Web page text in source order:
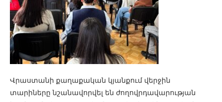
Վրաստանի քաղաքական կյանքում վերջին
տարիները նշանավորվել են ժողովրդավարության